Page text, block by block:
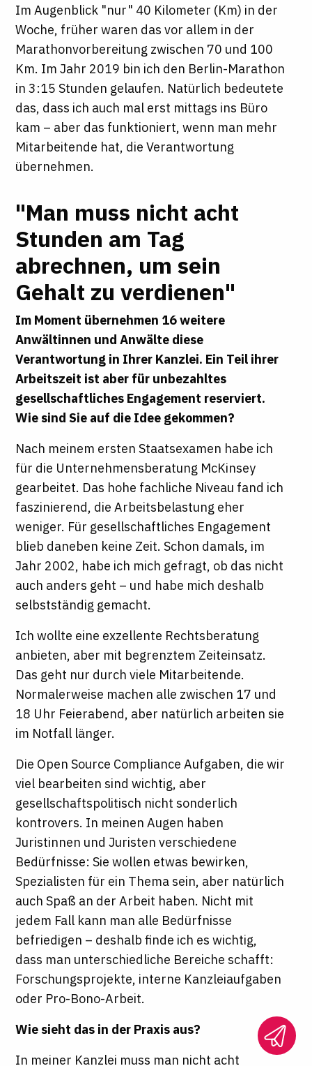
Im Augenblick "nur" 40 Kilometer (Km) in der
Woche, früher waren das vor allem in der
Marathonvorbereitung zwischen 70 und 100
Km. Im Jahr 2019 bin ich den Berlin-Marathon
in 3:15 Stunden gelaufen. Natürlich bedeutete
das, dass ich auch mal erst mittags ins Büro
kam – aber das funktioniert, wenn man mehr
Mitarbeitende hat, die Verantwortung
übernehmen.
"Man muss nicht acht
Stunden am Tag
abrechnen, um sein
Gehalt zu verdienen"
Im Moment übernehmen 16 weitere
Anwältinnen und Anwälte diese
Verantwortung in Ihrer Kanzlei. Ein Teil ihrer
Arbeitszeit ist aber für unbezahltes
gesellschaftliches Engagement reserviert.
Wie sind Sie auf die Idee gekommen?
Nach meinem ersten Staatsexamen habe ich
für die Unternehmensberatung McKinsey
gearbeitet. Das hohe fachliche Niveau fand ich
faszinierend, die Arbeitsbelastung eher
weniger. Für gesellschaftliches Engagement
blieb daneben keine Zeit. Schon damals, im
Jahr 2002, habe ich mich gefragt, ob das nicht
auch anders geht – und habe mich deshalb
selbstständig gemacht.
Ich wollte eine exzellente Rechtsberatung
anbieten, aber mit begrenztem Zeiteinsatz.
Das geht nur durch viele Mitarbeitende.
Normalerweise machen alle zwischen 17 und
18 Uhr Feierabend, aber natürlich arbeiten sie
im Notfall länger.
Die Open Source Compliance Aufgaben, die wir
viel bearbeiten sind wichtig, aber
gesellschaftspolitisch nicht sonderlich
kontrovers. In meinen Augen haben
Juristinnen und Juristen verschiedene
Bedürfnisse: Sie wollen etwas bewirken,
Spezialisten für ein Thema sein, aber natürlich
auch Spaß an der Arbeit haben. Nicht mit
jedem Fall kann man alle Bedürfnisse
befriedigen – deshalb finde ich es wichtig,
dass man unterschiedliche Bereiche schafft:
Forschungsprojekte, interne Kanzleiaufgaben
oder Pro-Bono-Arbeit.
Wie sieht das in der Praxis aus?
In meiner Kanzlei muss man nicht acht